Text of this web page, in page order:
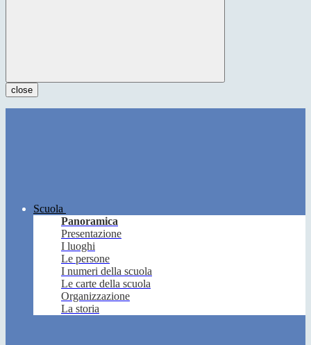
close
Scuola
Panoramica
Presentazione
I luoghi
Le persone
I numeri della scuola
Le carte della scuola
Organizzazione
La storia